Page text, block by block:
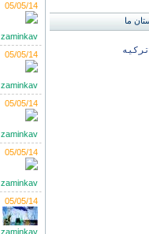
ما
05/05/14
zaminkav , تهران تلفن: 02188385541
05/05/14
zaminkav , تهران تلفن: 021-88285541-3
05/05/14
zaminkav , تهران تلفن: 021-88385541
05/05/14
zaminkav , تهران تلفن: 021-88385541
05/05/14
zaminkav , تهران تلفن: 02188385541-3